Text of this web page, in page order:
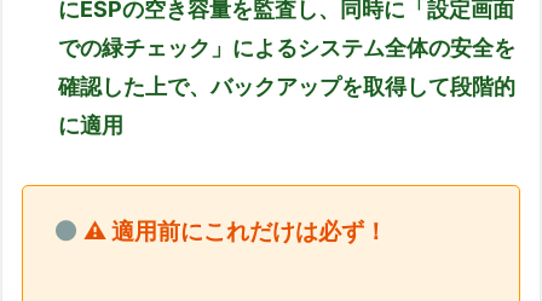
にESPの空き容量を監査し、同時に「設定画面
での緑チェック」によるシステム全体の安全を
確認した上で、バックアップを取得して段階的
に適用
⚠️ 適用前にこれだけは必ず！